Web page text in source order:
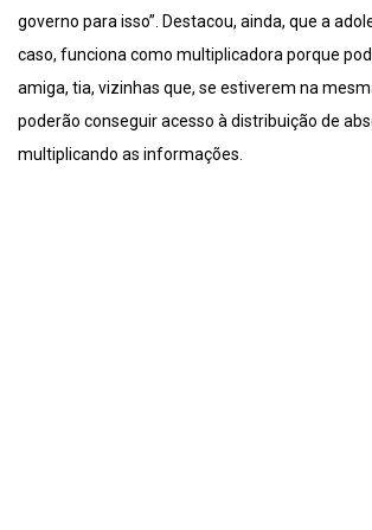
governo para isso”. Destacou, ainda, que a
caso, funciona como multiplicadora porque
amiga, tia, vizinhas que, se estiverem na
poderão conseguir acesso à distribuição de
multiplicando as informações.